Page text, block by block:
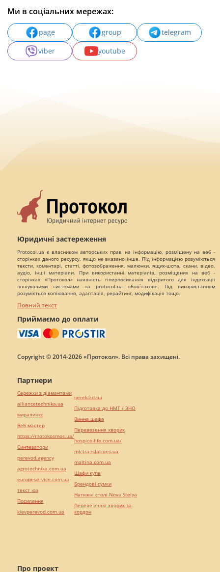
Ми в соціальних мережах:
page group
telegram
viber
youtube
Юридичні застереження
Protocol.ua є власником авторських прав на інформацію, розміщену на веб -
сторінках даного ресурсу, якщо не вказано інше. Під інформацією розуміються
тексти, коментарі, статті, фотозображення, малюнки, ящик-шота, скани, відео,
аудіо, інші матеріали. При використанні матеріалів, розміщених на веб -
сторінках «Протокол» наявність гіперпосилання відкритого для індексації
пошуковими системами на protocol.ua обов`язкове. Під використанням
розуміється копіювання, адаптація, рерайтинг, модифікація тощо.
Повний текст
Приймаємо до оплати
Copyright © 2014-2026 «Протокол». Всі права захищені.
Про проект
Партнери
Сережки з діамантами
alliancetechnika.ua
миралинкс
Веб мастер
https://motokosmos.ua/
Синтезатори
perevod.agency
agrotechnika.com.ua
europeservice.com.ua
текст юа
Посилання
kievperevod.com.ua
pereklad.ua
Підготовка до НМТ / ЗНО
Винна шафа
Перевезення хворих
hospice-life.com.ua/
mk-translations.ua
maltina.com.ua
Шафи купе
Брендові сумки
Натяжні стелі Nova Stelya
Перевезення хворих за
кордон